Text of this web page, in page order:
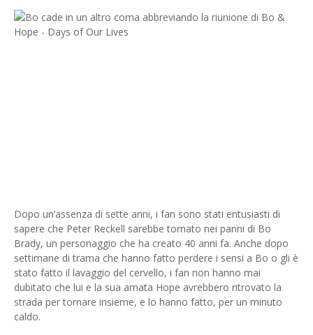
Dopo un’assenza di sette anni, i fan sono stati entusiasti di
sapere che Peter Reckell sarebbe tornato nei panni di Bo
Brady, un personaggio che ha creato 40 anni fa. Anche dopo
settimane di trama che hanno fatto perdere i sensi a Bo o gli è
stato fatto il lavaggio del cervello, i fan non hanno mai
dubitato che lui e la sua amata Hope avrebbero ritrovato la
strada per tornare insieme, e lo hanno fatto, per un minuto
caldo.